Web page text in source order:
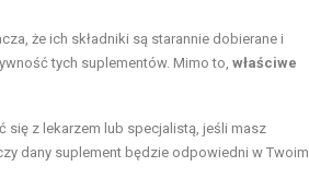
że ich składniki są starannie dobierane i
tych suplementów. Mimo to, właściwe
z lekarzem lub specjalistą, jeśli masz
dany suplement będzie odpowiedni w Twoim